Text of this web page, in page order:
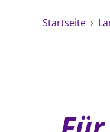
Startseite ›